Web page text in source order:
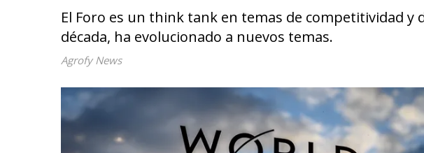
El Foro es un think tank en temas de competitividad
década, ha evolucionado a nuevos temas.
Agrofy News